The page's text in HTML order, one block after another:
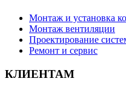
Монтаж и установка
Монтаж вентиляции
Проектирование
Ремонт и сервис
КЛИЕНТАМ